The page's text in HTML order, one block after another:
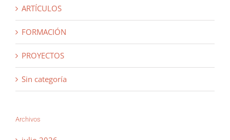
ARTÍCULOS
FORMACIÓN
PROYECTOS
Sin categoría
Archivos